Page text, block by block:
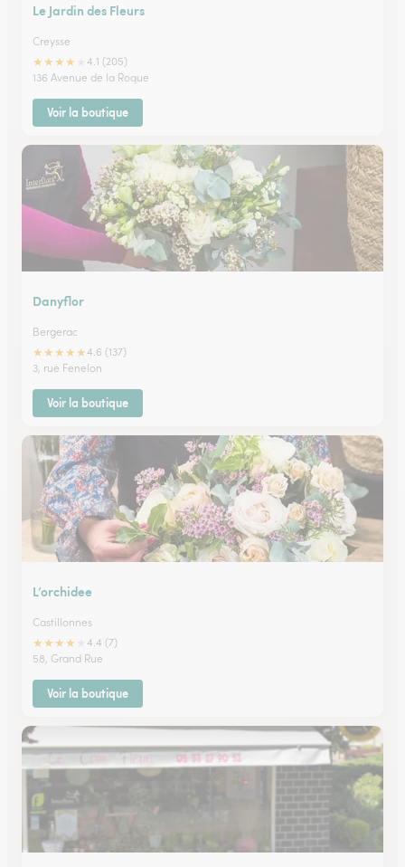
Le Jardin des Fleurs
Creysse
★★★★
4.1 (205)
136 Avenue de la Roque
Voir la boutique
Danyflor
Bergerac
★★★★★4.6 (137)
3, rue Fenelon
Voir la boutique
L’orchidee
Castillonnes
★★★★
4.4 (7)
58, Grand Rue
Voir la boutique